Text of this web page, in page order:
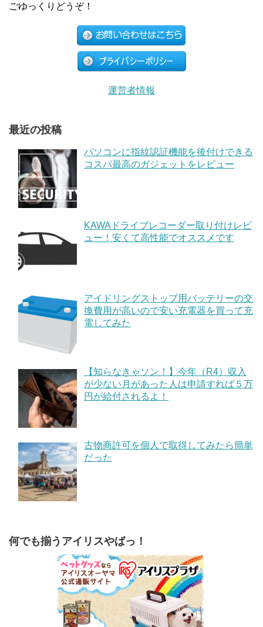
ごゆっくりどうぞ！
運営者情報
最近の投稿
パソコンに指紋認証機能を後付けできる
コスパ最高のガジェットをレビュー
KAWAドライブレコーダー取り付けレビ
ュー！安くて高性能でオススメです
アイドリングストップ用バッテリーの交
換費用が高いので安い充電器を買って充
電してみた
【知らなきゃソン！】今年（R4）収入
が少ない月があった人は申請すれば５万
円が給付されるよ！
古物商許可を個人で取得してみたら簡単
だった
何でも揃うアイリスやばっ！